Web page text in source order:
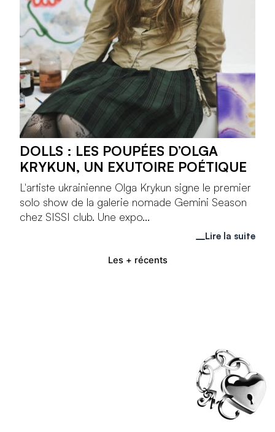
Les + récents
DOLLS : LES POUPÉES D’OLGA
KRYKUN, UN EXUTOIRE POÉTIQUE
L'artiste ukrainienne Olga Krykun signe le premier
solo show de la galerie nomade Gemini Season
chez SISSI club. Une expo...
Lire la suite